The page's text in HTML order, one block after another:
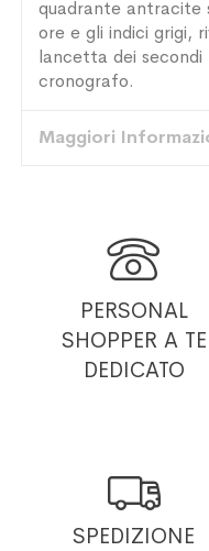
quadrante antracite
ore e gli indici grigi,
lancetta dei
cronografo.
Maggiori

PERSONAL
SHOPPER A TE
DEDICATO

SPEDIZIONE